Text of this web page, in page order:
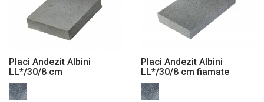
Placi Andezit Albini
LL*/30/8 cm
Placi Andezit Albini
LL*/30/8 cm fiamate